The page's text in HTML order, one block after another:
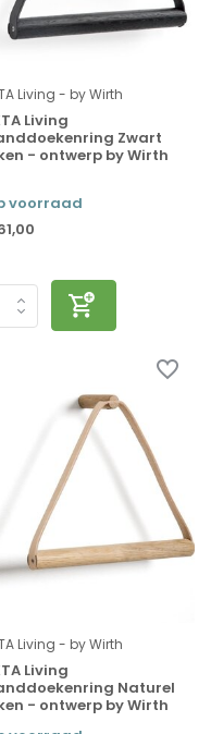
Living - by Wirth
Living
Zwart
- ontwerp by Wirth
voorraad
Living - by Wirth
Living
Naturel
- ontwerp by Wirth